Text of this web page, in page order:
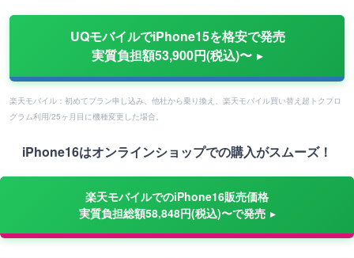
UQモバイルでiPhone15を格安で発売
実質負担額53,900円(税込)〜
楽天モバイル：初めてプラン申し込み、他社から乗り換え、楽天モバイル買い替え超トクプロ
グラム利用/25ヶ月目に機種変更した場合。
iPhone16はオンラインショップでの購入がスムーズ！
楽天モバイルでのiPhone16販売価格
実質負担総額58,848円(税込)〜で発売